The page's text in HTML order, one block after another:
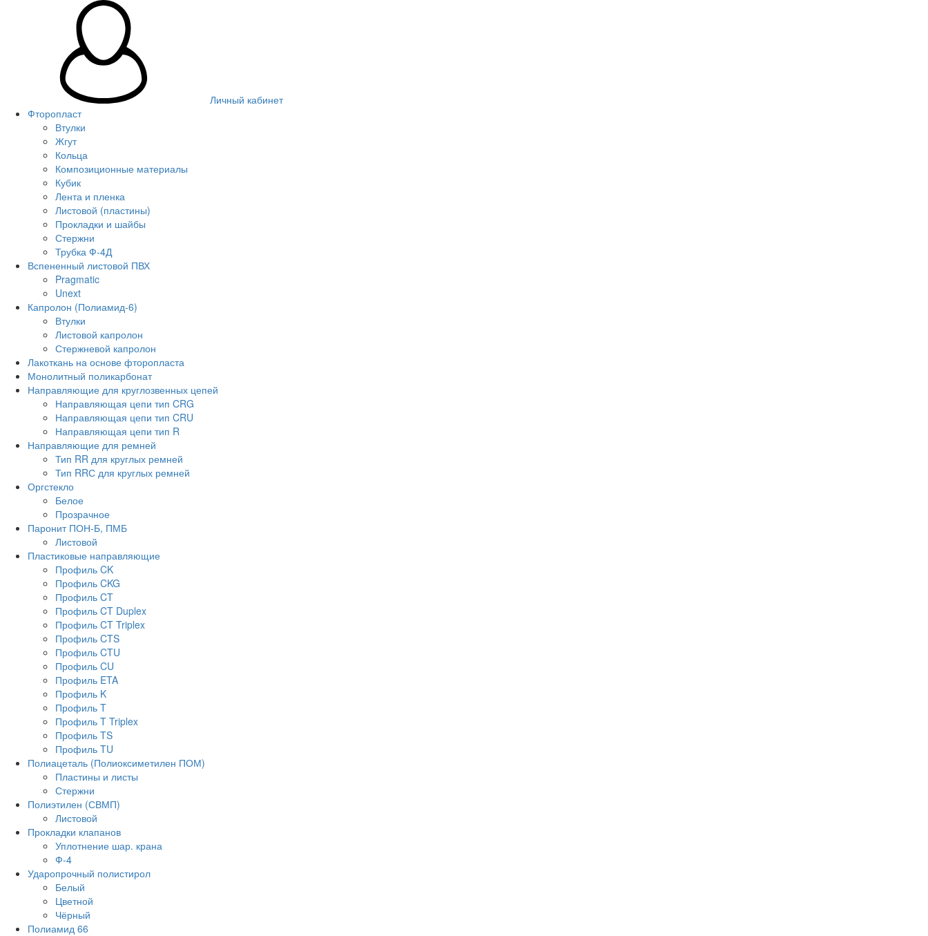
Личный кабинет
Фторопласт
Втулки
Жгут
Кольца
Композиционные материалы
Кубик
Лента и пленка
Листовой (пластины)
Прокладки и шайбы
Стержни
Трубка Ф-4Д
Вспененный листовой ПВХ
Pragmatic
Unext
Капролон (Полиамид-6)
Втулки
Листовой капролон
Стержневой капролон
Лакоткань на основе фторопласта
Монолитный поликарбонат
Направляющие для круглозвенных цепей
Направляющая цепи тип CRG
Направляющая цепи тип CRU
Направляющая цепи тип R
Направляющие для ремней
Тип RR для круглых ремней
Тип RRС для круглых ремней
Оргстекло
Белое
Прозрачное
Паронит ПОН-Б, ПМБ
Листовой
Пластиковые направляющие
Профиль CK
Профиль CKG
Профиль CT
Профиль CT Duplex
Профиль CT Triplex
Профиль CTS
Профиль CTU
Профиль CU
Профиль ETA
Профиль K
Профиль T
Профиль T Triplex
Профиль TS
Профиль TU
Полиацеталь (Полиоксиметилен ПОМ)
Пластины и листы
Стержни
Полиэтилен (СВМП)
Листовой
Прокладки клапанов
Уплотнение шар. крана
Ф-4
Ударопрочный полистирол
Белый
Цветной
Чёрный
Полиамид 66